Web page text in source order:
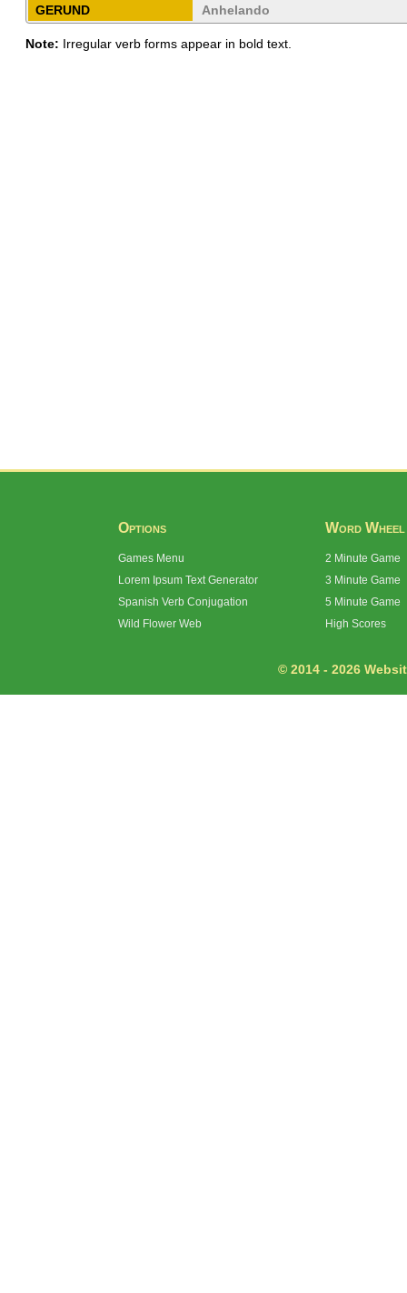
GERUND
Anhelando
Note: Irregular verb forms appear in bold text.
Options
Games Menu
Lorem Ipsum Text Generator
Spanish Verb Conjugation
Wild Flower Web
Word Wheel
2 Minute Game
3 Minute Game
5 Minute Game
High Scores
© 2014 - 2026